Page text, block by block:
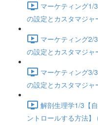
マーケティング1/
の設定とカスタマジ
マーケティング2/
の設定とカスタマジ
マーケティング3/
の設定とカスタマジ
解剖生理学1/3【
ントロールする方法】